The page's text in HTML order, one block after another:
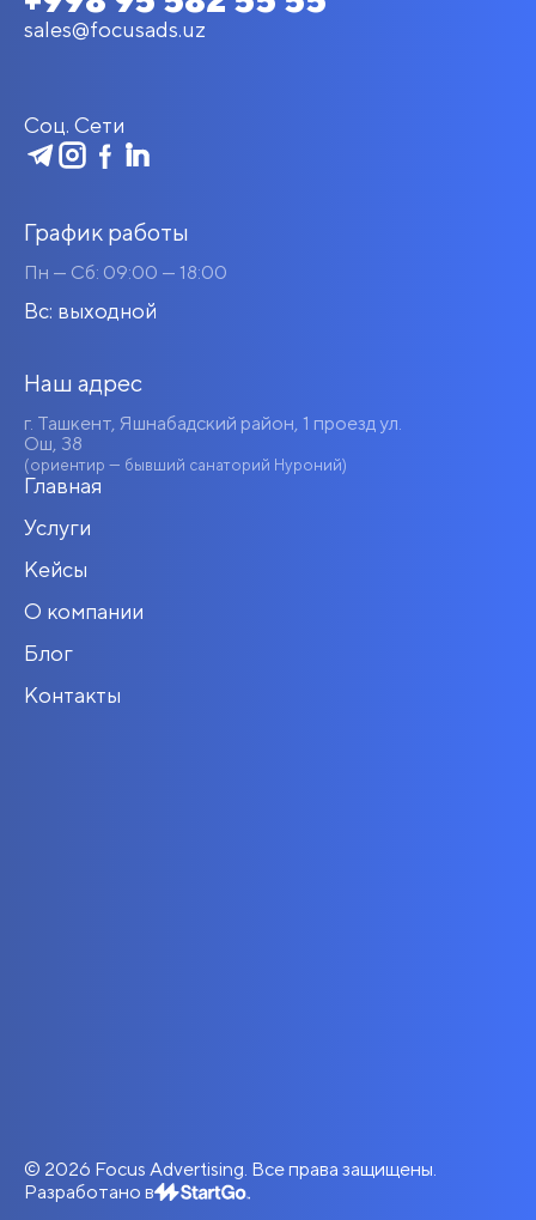
sales@focusads.uz
Соц. Сети
График работы
Пн — Сб: 09:00 — 18:00
Вс: выходной
Наш адрес
г. Ташкент, Яшнабадский район, 1 проезд ул.
Ош, 38
(ориентир — бывший санаторий Нуроний)
Главная
Услуги
Кейсы
О компании
Блог
Контакты
© 2026 Focus Advertising. Все права защищены.
Разработано в